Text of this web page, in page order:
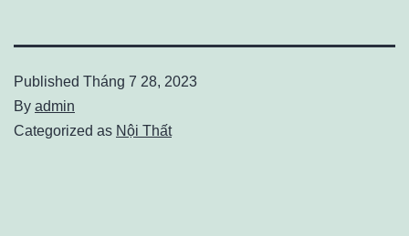
Published Tháng 7 28, 2023
By admin
Categorized as Nội Thất